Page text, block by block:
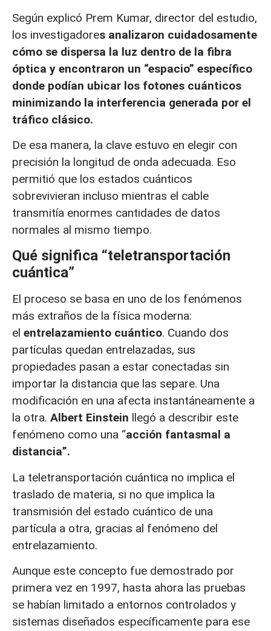
Según explicó Prem Kumar, director del estudio,
los investigadores analizaron cuidadosamente
cómo se dispersa la luz dentro de la fibra
óptica y encontraron un “espacio” específico
donde podían ubicar los fotones cuánticos
minimizando la interferencia generada por el
tráfico clásico.
De esa manera, la clave estuvo en elegir con
precisión la longitud de onda adecuada. Eso
permitió que los estados cuánticos
sobrevivieran incluso mientras el cable
transmitía enormes cantidades de datos
normales al mismo tiempo.
Qué significa “teletransportación
cuántica”
El proceso se basa en uno de los fenómenos
más extraños de la física moderna:
el entrelazamiento cuántico. Cuando dos
partículas quedan entrelazadas, sus
propiedades pasan a estar conectadas sin
importar la distancia que las separe. Una
modificación en una afecta instantáneamente a
la otra. Albert Einstein llegó a describir este
fenómeno como una “acción fantasmal a
distancia”.
La teletransportación cuántica no implica el
traslado de materia, si no que implica la
transmisión del estado cuántico de una
partícula a otra, gracias al fenómeno del
entrelazamiento.
Aunque este concepto fue demostrado por
primera vez en 1997, hasta ahora las pruebas
se habían limitado a entornos controlados y
sistemas diseñados específicamente para ese